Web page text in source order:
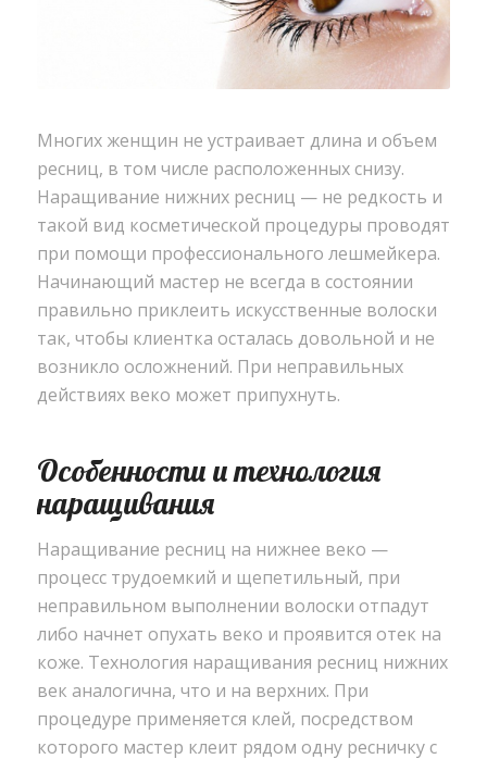
Многих женщин не устраивает длина и объем
ресниц, в том числе расположенных снизу.
Наращивание нижних ресниц — не редкость и
такой вид косметической процедуры проводят
при помощи профессионального лешмейкера.
Начинающий мастер не всегда в состоянии
правильно приклеить искусственные волоски
так, чтобы клиентка осталась довольной и не
возникло осложнений. При неправильных
действиях веко может припухнуть.
Особенности и технология
наращивания
Наращивание ресниц на нижнее веко —
процесс трудоемкий и щепетильный, при
неправильном выполнении волоски отпадут
либо начнет опухать веко и проявится отек на
коже. Технология наращивания ресниц нижних
век аналогична, что и на верхних. При
процедуре применяется клей, посредством
которого мастер клеит рядом одну ресничку с